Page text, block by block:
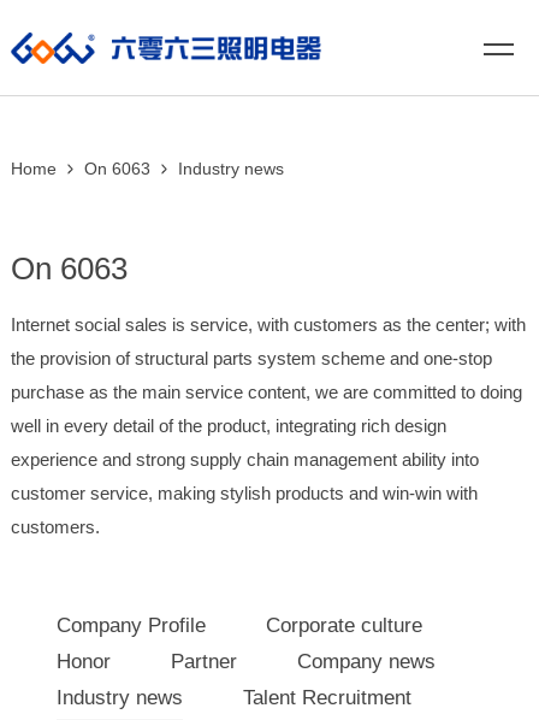
Home On 6063 Industry news
On 6063
Internet social sales is service, with customers as the center; with
the provision of structural parts system scheme and one-stop
purchase as the main service content, we are committed to doing
well in every detail of the product, integrating rich design
experience and strong supply chain management ability into
customer service, making stylish products and win-win with
customers.
Company Profile
Corporate culture
Honor
Partner
Company news
Industry news
Talent Recruitment